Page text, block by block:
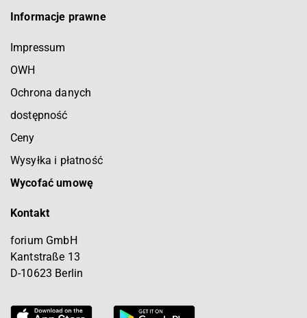
Informacje prawne
Impressum
OWH
Ochrona danych
dostępność
Ceny
Wysyłka i płatność
Wycofać umowę
Kontakt
forium GmbH
Kantstraße 13
D-10623 Berlin